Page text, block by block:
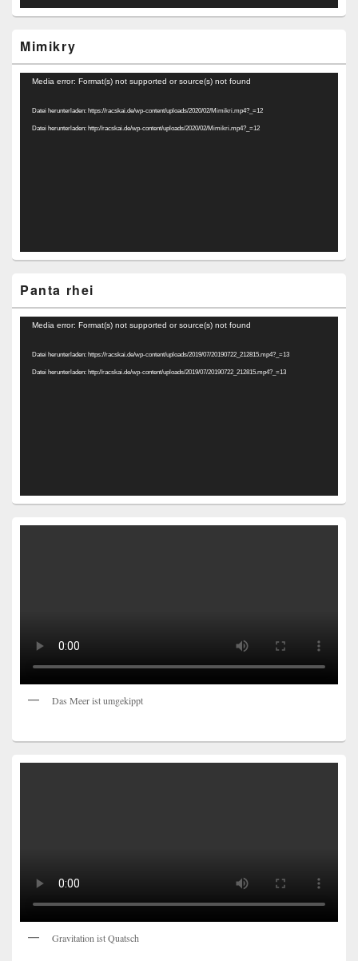
Mimikry
Video-
Media error: Format(s) not supported or source(s) not found
Datei herunterladen: https://racskai.de/wp-content/uploads/2020/02/Mimikri.mp4?_=12
Datei herunterladen: http://racskai.de/wp-content/uploads/2020/02/Mimikri.mp4?_=12
Panta rhei
Video-
Media error: Format(s) not supported or source(s) not found
Datei herunterladen: https://racskai.de/wp-content/uploads/2019/07/20190722_212815.mp4?_=13
Datei herunterladen: http://racskai.de/wp-content/uploads/2019/07/20190722_212815.mp4?_=13
Das Meer ist umgekippt
Gravitation ist Quatsch